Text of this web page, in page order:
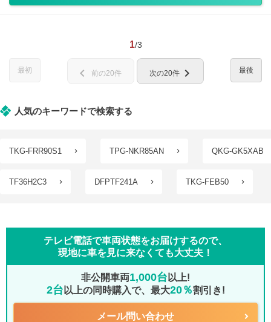
1/3
最初 最後
chevron_left 前の20件 次の20件 chevron_right
人気のキーワードで検索する
TKG-FRR90S1 TPG-NKR85AN QKG-GK5XAB
TF36H2C3 DFPTF241A TKG-FEB50
テレビ電話で車両状態をお届けするので、
現地に車を見に来なくても大丈夫！
非公開車両1,000台 以上!
2台 以上の同時購入で、最大20％割引き!
メール問い合わせ